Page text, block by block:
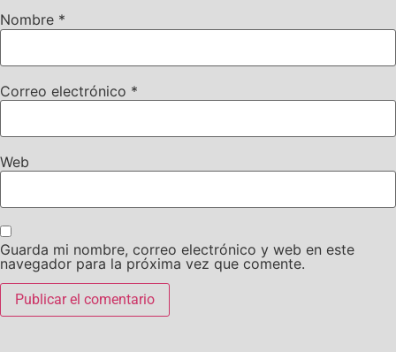
Nombre *
Correo electrónico *
Web
Guarda mi nombre, correo electrónico y web en este
navegador para la próxima vez que comente.